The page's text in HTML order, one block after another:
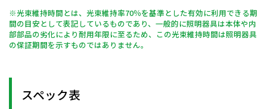
※光束維持時間とは、光束維持率70％を基準とした有効に利用できる期
間の目安として表記しているものであり、一般的に照明器具は本体や内
部部品の劣化により耐用年限に至るため、この光束維持時間は照明器具
の保証期間を示すものではありません。
スペック表